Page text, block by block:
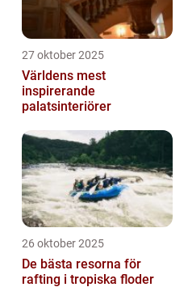
27 oktober 2025
Världens mest
inspirerande
palatsinteriörer
26 oktober 2025
De bästa resorna för
rafting i tropiska floder